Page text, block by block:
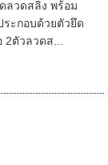
ลวดสลิง พร้อม
ระกอบด้วยตัวยึด
ตัวลวดส...